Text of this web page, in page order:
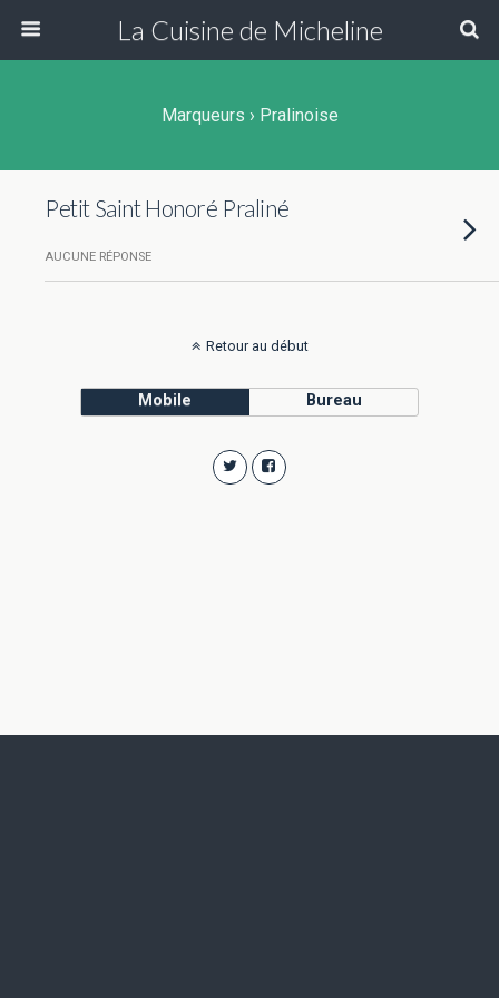
La Cuisine de Micheline
Marqueurs › Pralinoise
Petit Saint Honoré Praliné
AUCUNE RÉPONSE
Retour au début
Mobile Bureau